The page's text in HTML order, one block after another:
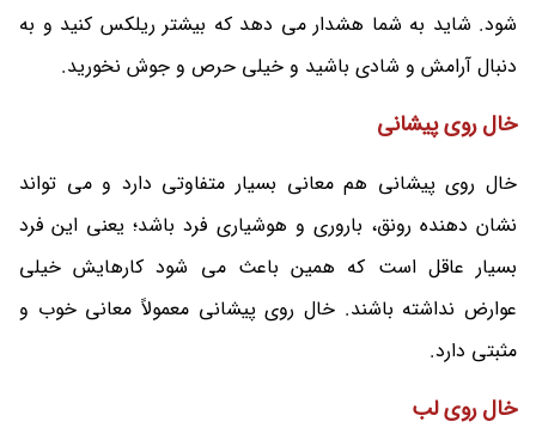
شود. شاید به شما هشدار می‌ دهد که بیشتر ریلکس کنید و به
دنبال آرامش و شادی باشید و خیلی حرص و جوش نخورید.
خال روی پیشانی
خال روی پیشانی هم معانی بسیار متفاوتی دارد و می‌ تواند
نشان ‌دهنده رونق، باروری و هوشیاری فرد باشد؛ یعنی این فرد
بسیار عاقل است که همین باعث می‌ شود کارهایش خیلی
عوارض نداشته باشند. خال روی پیشانی معمولاً معانی خوب و
مثبتی دارد.
خال روی لب